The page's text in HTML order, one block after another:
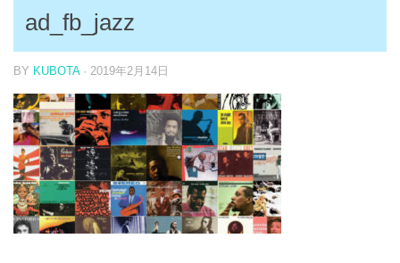
ad_fb_jazz
BY KUBOTA · 2019年2月14日